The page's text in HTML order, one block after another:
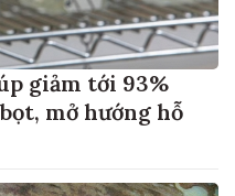
giảm tới 93%
mở hướng hỗ